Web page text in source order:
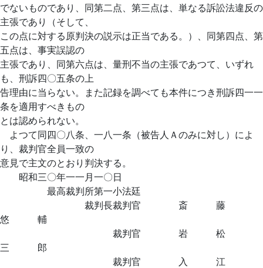
でないものであり、同第二点、第三点は、単なる訴訟法違反の
主張であり（そして、
この点に対する原判決の説示は正当である。）、同第四点、第
五点は、事実誤認の
主張であり、同第六点は、量刑不当の主張であつて、いずれ
も、刑訴四〇五条の上
告理由に当らない。また記録を調べても本件につき刑訴四一一
条を適用すべきもの
とは認められない。
よつて同四〇八条、一八一条（被告人Ａのみに対し）によ
り、裁判官全員一致の
意見で主文のとおり判決する。
昭和三〇年一一月一〇日
最高裁判所第一小法廷
裁判長裁判官 斎 藤
悠 輔
裁判官 岩 松
三 郎
裁判官 入 江